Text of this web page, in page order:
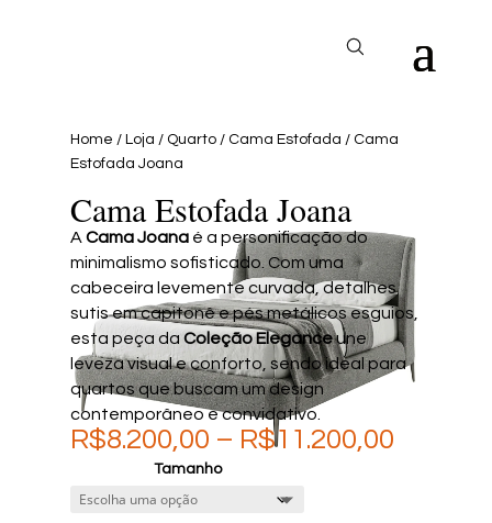
Home / Loja / Quarto / Cama Estofada / Cama
Estofada Joana
Cama Estofada Joana
A Cama Joana é a personificação do
minimalismo sofisticado. Com uma
cabeceira levemente curvada, detalhes
sutis em capitonê e pés metálicos esguios,
esta peça da Coleção Eleganceune
leveza visual e conforto, sendo ideal para
quartos que buscam um design
contemporâneo e convidativo.
R$8.200,00 – R$11.200,00
Tamanho